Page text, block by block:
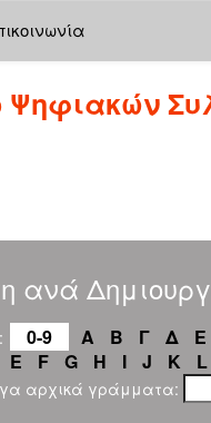
Ψηφιακών
ανά
0-9 Α Β Γ Δ Ε
E F G H I J K L
αρχικά γράμματα: